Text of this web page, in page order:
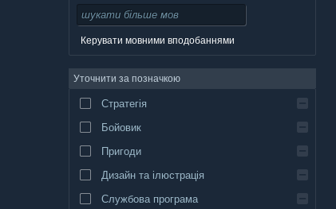
Керувати мовними вподобаннями
Уточнити за позначкою
Стратегія
Бойовик
Пригоди
Дизайн та ілюстрація
Службова програма